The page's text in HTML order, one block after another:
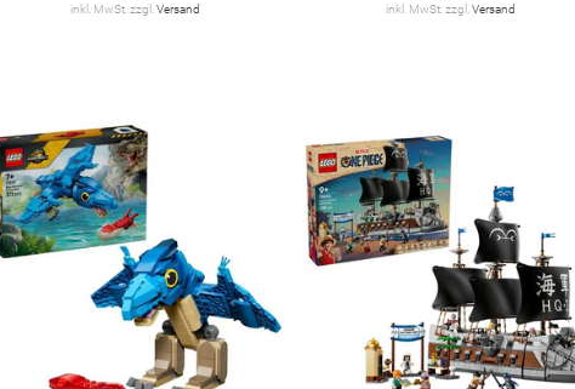
inkl. MwSt. zzgl. Versand inkl. MwSt. zzgl.Versand